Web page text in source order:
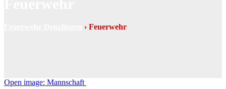
› Feuerwehr
Open image: Mannschaft